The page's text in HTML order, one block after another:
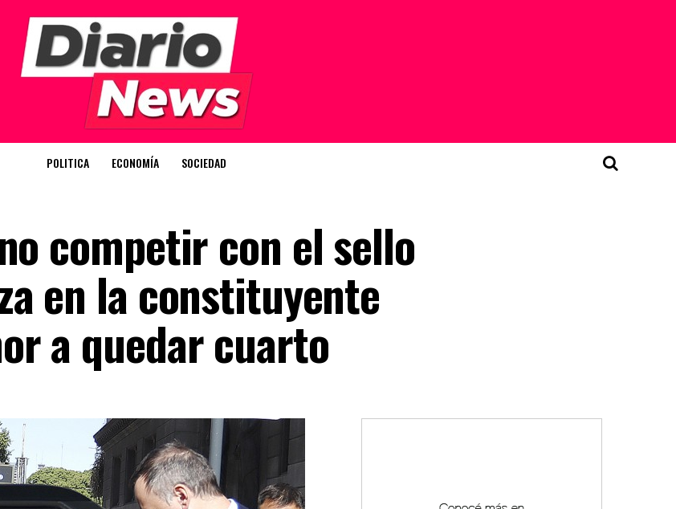
POLITICA ECONOMÍA SOCIEDAD
competir con el sello
en la constituyente
a quedar cuarto